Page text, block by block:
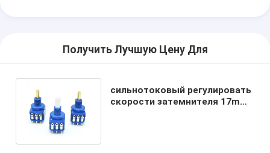
Получить Лучшую Цену Для
сильнотоковый регулировать
скорости затемнителя 17mm